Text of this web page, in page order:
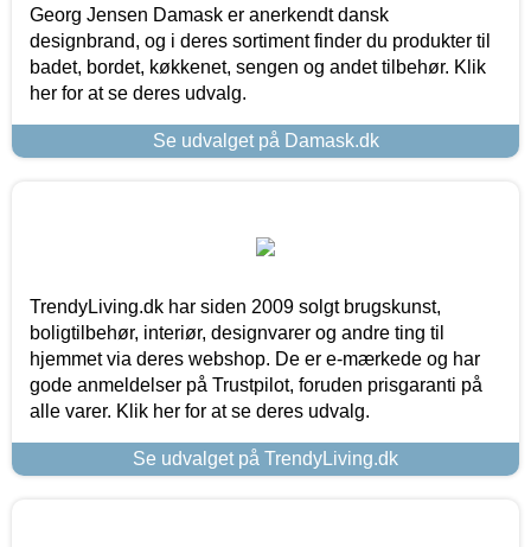
Georg Jensen Damask er anerkendt dansk
designbrand, og i deres sortiment finder du produkter til
badet, bordet, køkkenet, sengen og andet tilbehør. Klik
her for at se deres udvalg.
Se udvalget på Damask.dk
TrendyLiving.dk har siden 2009 solgt brugskunst,
boligtilbehør, interiør, designvarer og andre ting til
hjemmet via deres webshop. De er e-mærkede og har
gode anmeldelser på Trustpilot, foruden prisgaranti på
alle varer. Klik her for at se deres udvalg.
Se udvalget på TrendyLiving.dk